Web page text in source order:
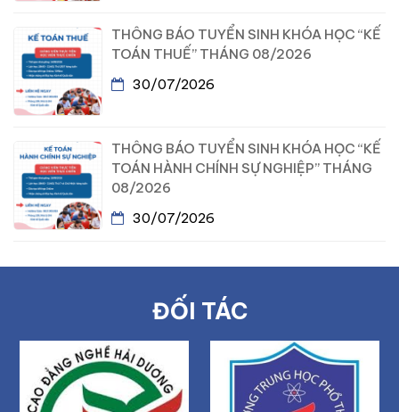
THÔNG BÁO TUYỂN SINH KHÓA HỌC “KẾ
TOÁN THUẾ” THÁNG 08/2026
30/07/2026
THÔNG BÁO TUYỂN SINH KHÓA HỌC “KẾ
TOÁN HÀNH CHÍNH SỰ NGHIỆP” THÁNG
08/2026
30/07/2026
ĐỐI TÁC